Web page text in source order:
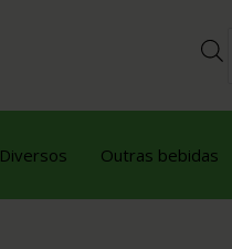
Diversos Outras bebidas